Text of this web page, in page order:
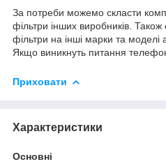
За потреби можемо скласти
фільтри інших виробників. Також
фільтри на інші марки та моделі
Якщо виникнуть питання
Приховати
Характеристики
Основні